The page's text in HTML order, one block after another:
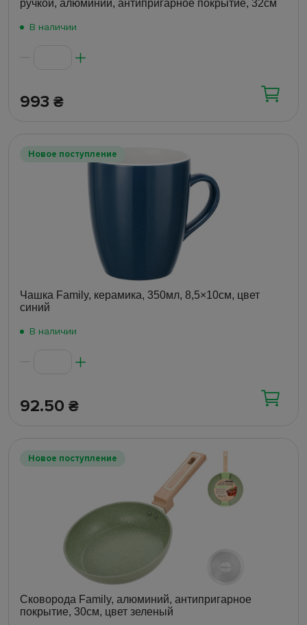
ручкой, алюминий, антипригарное покрытие, 32см
В наличии
993 ₴
Новое поступление
Чашка Family, керамика, 350мл, 8,5×10см, цвет
синий
В наличии
92.50 ₴
Новое поступление
Сковорода Family, алюминий, антипригарное
покрытие, 30см, цвет зеленый